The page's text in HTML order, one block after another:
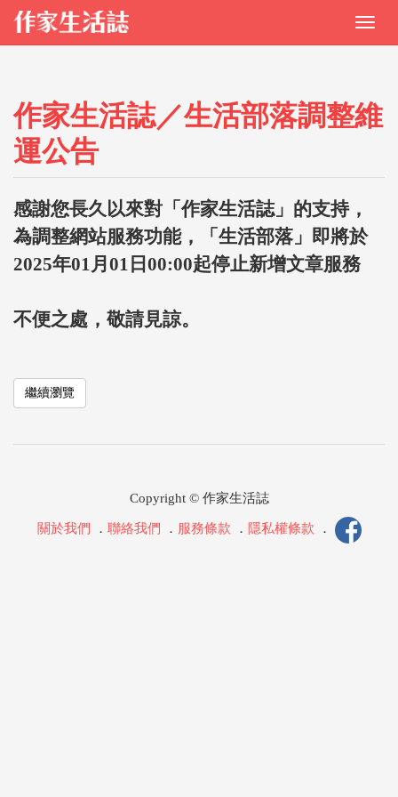
作家生活誌／生活部落調整維
運公告
感謝您長久以來對「作家生活誌」的支持，
為調整網站服務功能，「生活部落」即將於
2025年01月01日00:00起停止新增文章服務
不便之處，敬請見諒。
繼續瀏覽
Copyright © 作家生活誌
關於我們 ． 聯絡我們 ． 服務條款 ． 隱私權條款 ．